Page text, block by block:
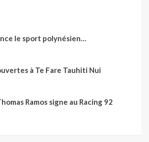
le sport polynésien…
à Te Fare Tauhiti Nui
Ramos signe au Racing 92